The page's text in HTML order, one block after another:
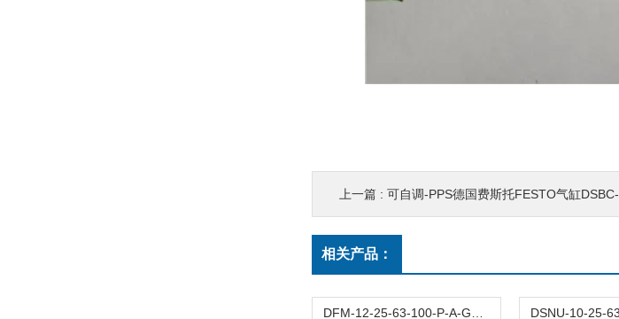
上一篇 : 可自调-PPS德国费斯托FESTO气缸DSBC-行程-200mm螺纹
相关产品：